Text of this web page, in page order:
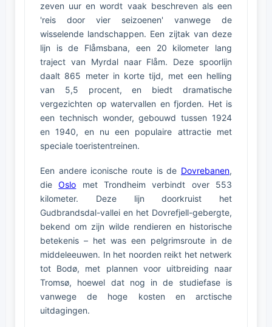
zeven uur en wordt vaak beschreven als een
'reis door vier seizoenen' vanwege de
wisselende landschappen. Een zijtak van deze
lijn is de Flåmsbana, een 20 kilometer lang
traject van Myrdal naar Flåm. Deze spoorlijn
daalt 865 meter in korte tijd, met een helling
van 5,5 procent, en biedt dramatische
vergezichten op watervallen en fjorden. Het is
een technisch wonder, gebouwd tussen 1924
en 1940, en nu een populaire attractie met
speciale toeristentreinen.
Een andere iconische route is de Dovrebanen,
dieOslo met Trondheim verbindt over 553
kilometer. Deze lijn doorkruist het
Gudbrandsdal-vallei en het Dovrefjell-gebergte,
bekend om zijn wilde rendieren en historische
betekenis – het was een pelgrimsroute in de
middeleeuwen. In het noorden reikt het netwerk
tot Bodø, met plannen voor uitbreiding naar
Tromsø, hoewel dat nog in de studiefase is
vanwege de hoge kosten en arctische
uitdagingen.